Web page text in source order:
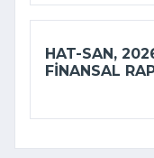
HAT-SAN,
FINANSAL